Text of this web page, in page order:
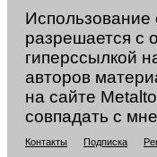
разрешается с
гиперссылкой
авторов
на сайте
совпадать с
Контакты Подписка